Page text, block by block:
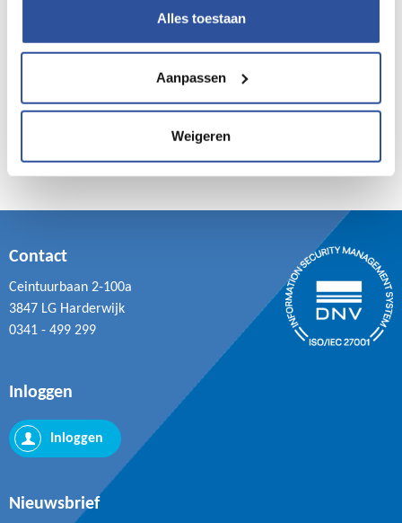
Alles toestaan
Aanpassen
Weigeren
Contact
Ceintuurbaan 2-100a
3847 LG Harderwijk
0341 - 499 299
Nieuwsbrief
Inloggen
Inloggen